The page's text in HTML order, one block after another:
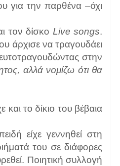
για την παρθένα –όχι
τον δίσκο Live songs.
άρχισε να τραγουδάει
στην
αλλά νομίζω ότι θα
το δίκιο του βέβαια
είχε γεννηθεί στη
του σε διάφορες
Ποιητική συλλογή